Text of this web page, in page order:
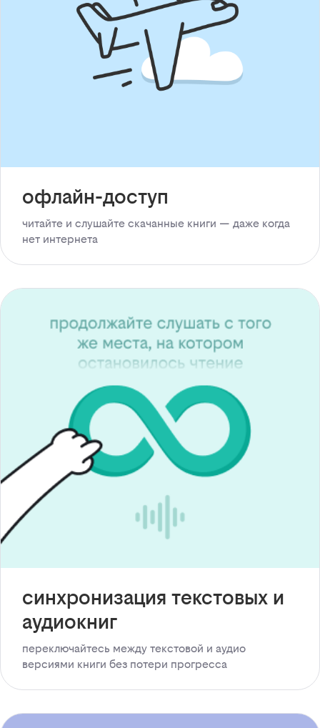
офлайн-доступ
читайте и слушайте скачанные книги — даже когда
нет интернета
синхронизация текстовых и
аудиокниг
переключайтесь между текстовой и аудио
версиями книги без потери прогресса